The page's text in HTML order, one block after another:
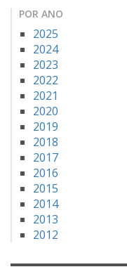
POR ANO
2025
2024
2023
2022
2021
2020
2019
2018
2017
2016
2015
2014
2013
2012